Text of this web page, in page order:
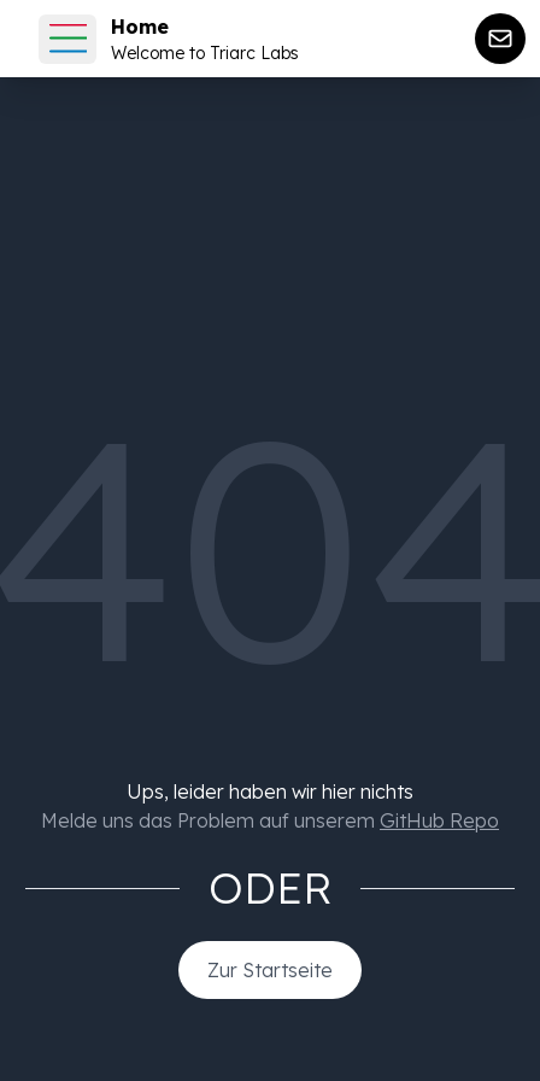
Home
Welcome to Triarc Labs
Ups, leider haben wir hier nichts
Melde uns das Problem auf unserem GitHub Repo
ODER
Zur Startseite